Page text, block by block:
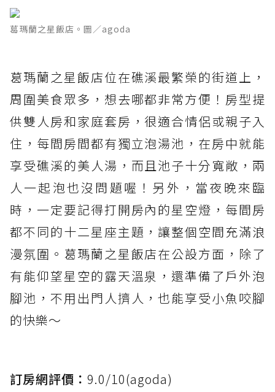
葛瑪蘭之星飯店。圖／agoda
葛瑪蘭之星飯店位在礁溪最繁榮的街道上，
周圍美食眾多，想去哪都非常方便！房型提
供雙人房和家庭套房，很適合情侶或親子入
住，每間房間都有獨立泡湯池，在房中就能
享受礁溪的美人湯，而且池子十分寬敞，兩
人一起泡也沒問題喔！另外，當夜晚來臨
時，一定要記得打開房內的星空燈，每間房
都不同的十二星座主題，讓整個空間充滿浪
漫氛圍。葛瑪蘭之星飯店在公設方面，除了
有能仰望星空的露天溫泉，還準備了戶外泡
腳池，不用出門人擠人，也能享受小魚咬腳
的快樂～
訂房網評價： 9.0/10(agoda)